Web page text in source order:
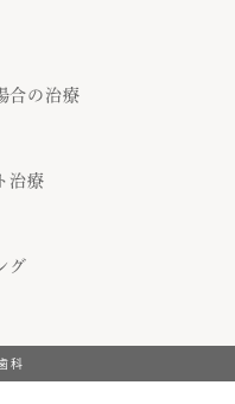
合の治療
治療
グ
科